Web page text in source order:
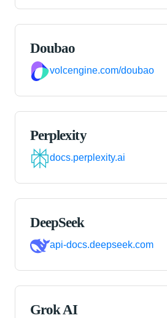
Doubao
volcengine.com/doubao
Perplexity
docs.perplexity.ai
DeepSeek
api-docs.deepseek.com
Grok AI